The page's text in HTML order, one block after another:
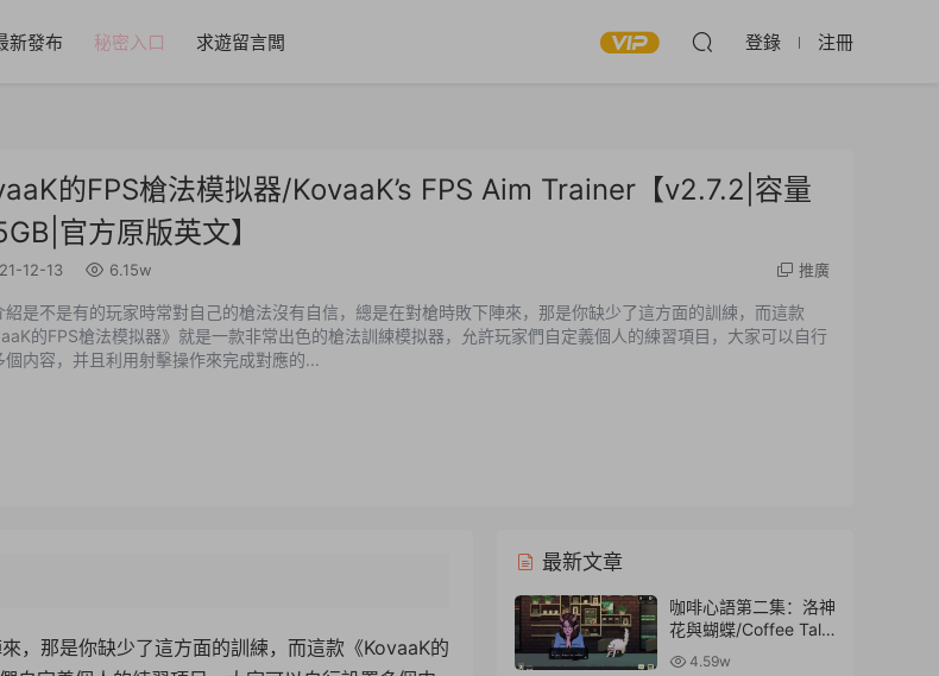
新發布 秘密入口 求遊留言闆 登錄 注冊
的FPS槍法模拟器/KovaaK’s FPS Aim Trainer【v2.7.2|容量
官方原版英文】
12-13 6.15w 推廣
紹是不是有的玩家時常對自己的槍法沒有自信，總是在對槍時敗下陣來，那是你缺少了這方面的訓練，而這款
的FPS槍法模拟器》就是一款非常出色的槍法訓練模拟器，允許玩家們自定義個人的練習項目，大家可以自行
個内容，并且利用射擊操作來完成對應的...
，那是你缺少了這方面的訓練，而這款《KovaaK的
最新文章
咖啡心語第二集：洛神
花與蝴蝶/Coffee Talk
Episode 2: Hibiscus &
4.59w